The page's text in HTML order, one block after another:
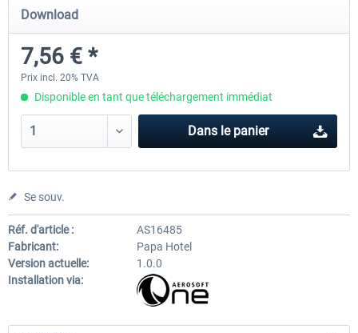
Download
7,56 € *
Prix incl. 20% TVA
Disponible en tant que téléchargement immédiat
Dans le panier
Se souv.
Réf. d'article :
AS16485
Fabricant:
Papa Hotel
Version actuelle:
1.0.0
Installation via: